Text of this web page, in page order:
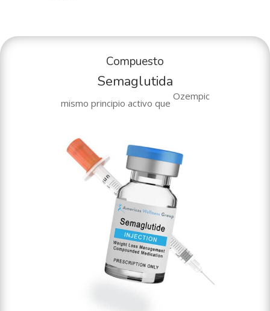
Compuesto
Semaglutida
mismo principio activo que
Ozempic